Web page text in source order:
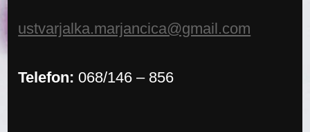
ustvarjalka.marjancica@gmail.com
Telefon:068/146 – 856